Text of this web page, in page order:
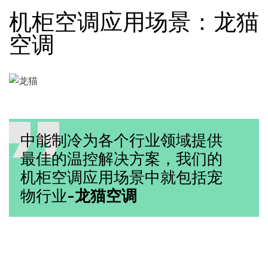
机柜空调应用场景：龙猫
空调
中能制冷为各个行业领域提供
最佳的温控解决方案，我们的
机柜空调应用场景中就包括宠
物行业-龙猫空调